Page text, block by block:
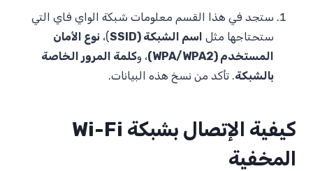
ستجد في هذا القسم معلومات شبكة الواي فاي التي
ستحتاجها مثل اسم الشبكة (SSID )، نوع الأمان
المستخدم (WPA/WPA2)
، وكلمة المرور الخاصة
بالشبكة. تأكد من نسخ هذه البيانات.
كيفية الإتصال بشبكة Wi-Fi
المخفية